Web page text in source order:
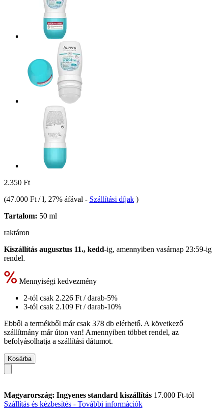
2.350 Ft
(47.000 Ft / l, 27% áfával - Szállítási díjak )
Tartalom: 50 ml
raktáron
Kiszállítás augusztus 11., kedd-ig, amennyiben vasárnap 23:59-ig
rendel.
Mennyiségi kedvezmény
2-tól csak 2.226 Ft / darab-5%
3-tól csak 2.109 Ft / darab-10%
Ebből a termékből már csak 378 db elérhető. A következő
szállítmány már úton van! Amennyiben többet rendel, az
befolyásolhatja a szállítási dátumot.
Kosárba
Magyarország: Ingyenes standard kiszállítás 17.000 Ft-tól
Szállítás és kézbesítés - További információk